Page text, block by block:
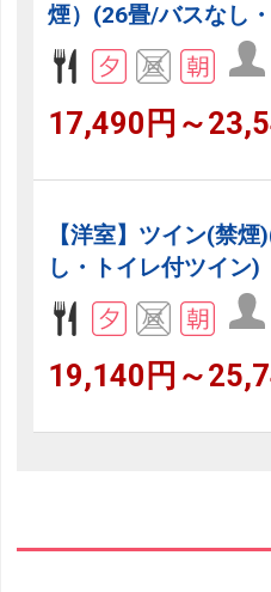
煙）(26畳/バスなし
17,490円～
【洋室】ツイン(禁
し・トイレ付ツイン)
19,140円～